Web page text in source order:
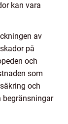
kan vara
av
på
och
som
och